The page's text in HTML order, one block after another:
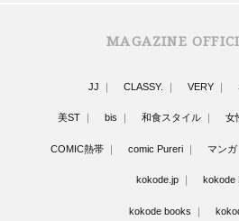
MAGAZINE
JJ CLASSY. VERY
美ST bis 和食スタイル 女
COMIC熱帯 comic Pureri マン
kokode.jp kokode
kokode books